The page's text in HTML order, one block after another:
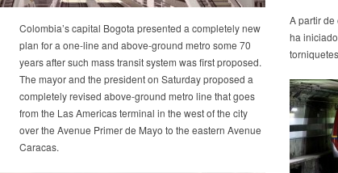
Colombia’s capital Bogota presented a completely new
plan for a one-line and above-ground metro some 70
years after such mass transit system was first proposed.
The mayor and the president on Saturday proposed a
completely revised above-ground metro line that goes
from the Las Americas terminal in the west of the city
over the Avenue Primer de Mayo to the eastern Avenue
Caracas.
A partir de
ha